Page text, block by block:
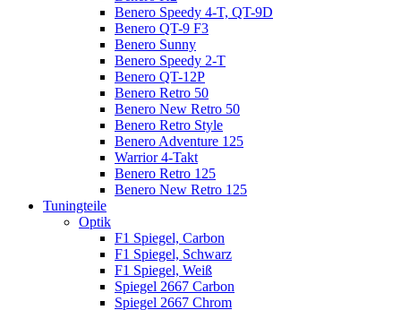
Benero Speedy 4-T, QT-9D
Benero QT-9 F3
Benero Sunny
Benero Speedy 2-T
Benero QT-12P
Benero Retro 50
Benero New Retro 50
Benero Retro Style
Benero Adventure 125
Warrior 4-Takt
Benero Retro 125
Benero New Retro 125
Tuningteile
Optik
F1 Spiegel, Carbon
F1 Spiegel, Schwarz
F1 Spiegel, Weiß
Spiegel 2667 Carbon
Spiegel 2667 Chrom